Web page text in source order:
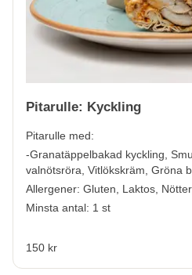
Pitarulle: Kyckling
Pitarulle med:
-Granatäppelbakad kyckling,
valnötsröra, Vitlökskräm, Gröna
Allergener: Gluten, Laktos,
Minsta antal: 1 st
150 kr